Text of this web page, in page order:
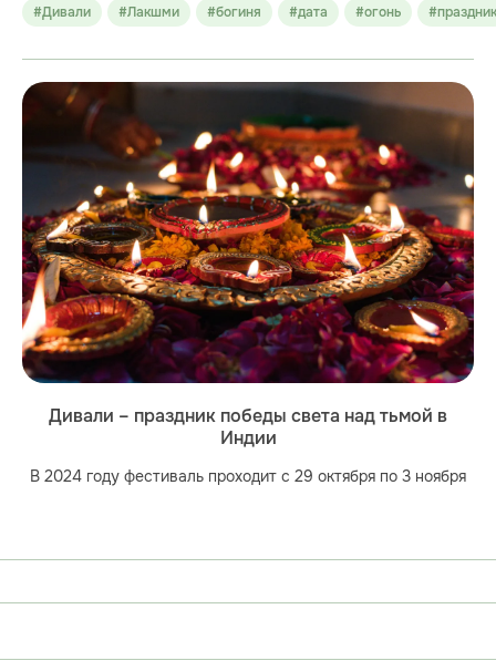
#Дивали #Лакшми #богиня #дата #огонь #праздник
Дивали – праздник победы света над тьмой в
Индии
В 2024 году фестиваль проходит с 29 октября по 3 ноября